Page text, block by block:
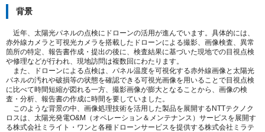
背景
近年、太陽光パネルの点検にドローンの活用が進んでいます。具体的には、
赤外線カメラと可視光カメラを搭載したドローンによる撮影、画像検査、異常
箇所の特定、報告書作成・提出の後に、検査結果に基づいた現地での目視点検
や修理などが行われ、現地訪問は複数回にわたります。
また、ドローンによる点検は、パネル温度を可視化する赤外線画像と太陽光
パネルの汚れや破損等の状態を確認できる可視光画像を用いることで目視点検
に比べて時間短縮が図れる一方、撮影画像が膨大となることから、画像の検
査・分析、報告書の作成に時間を要していました。
このような背景の中、画像処理技術を活用した製品を展開するNTTテクノク
ロスは、太陽光発電O&M（オペレーション＆メンテナンス）サービスを展開す
る株式会社ミライト・ワンと各種ドローンサービスを提供する株式会社ミラテ